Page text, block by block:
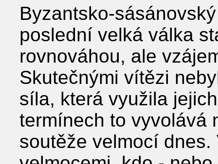
Byzantsko-
poslední velká válka
rovnováhou, ale
Skutečnými vítězi
síla, která využila
termínech to vyvolává
soutěže velmocí